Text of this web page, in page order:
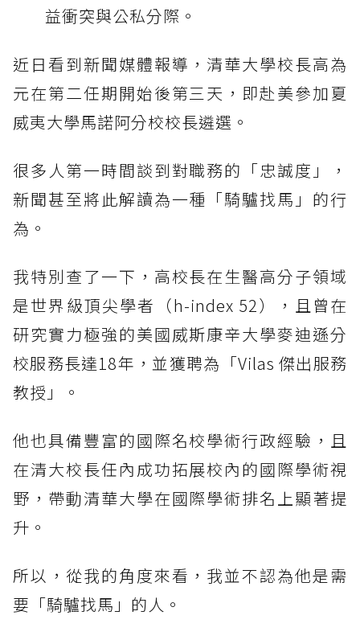
益衝突與公私分際。
近日看到新聞媒體報導，清華大學校長高為
元在第二任期開始後第三天，即赴美參加夏
威夷大學馬諾阿分校校長遴選。
很多人第一時間談到對職務的「忠誠度」，
新聞甚至將此解讀為一種「騎驢找馬」的行
為。
我特別查了一下，高校長在生醫高分子領域
是世界級頂尖學者（h-index 52），且曾在
研究實力極強的美國威斯康辛大學麥迪遜分
校服務長達18年，並獲聘為「Vilas 傑出服務
教授」。
他也具備豐富的國際名校學術行政經驗，且
在清大校長任內成功拓展校內的國際學術視
野，帶動清華大學在國際學術排名上顯著提
升。
所以，從我的角度來看，我並不認為他是需
要「騎驢找馬」的人。